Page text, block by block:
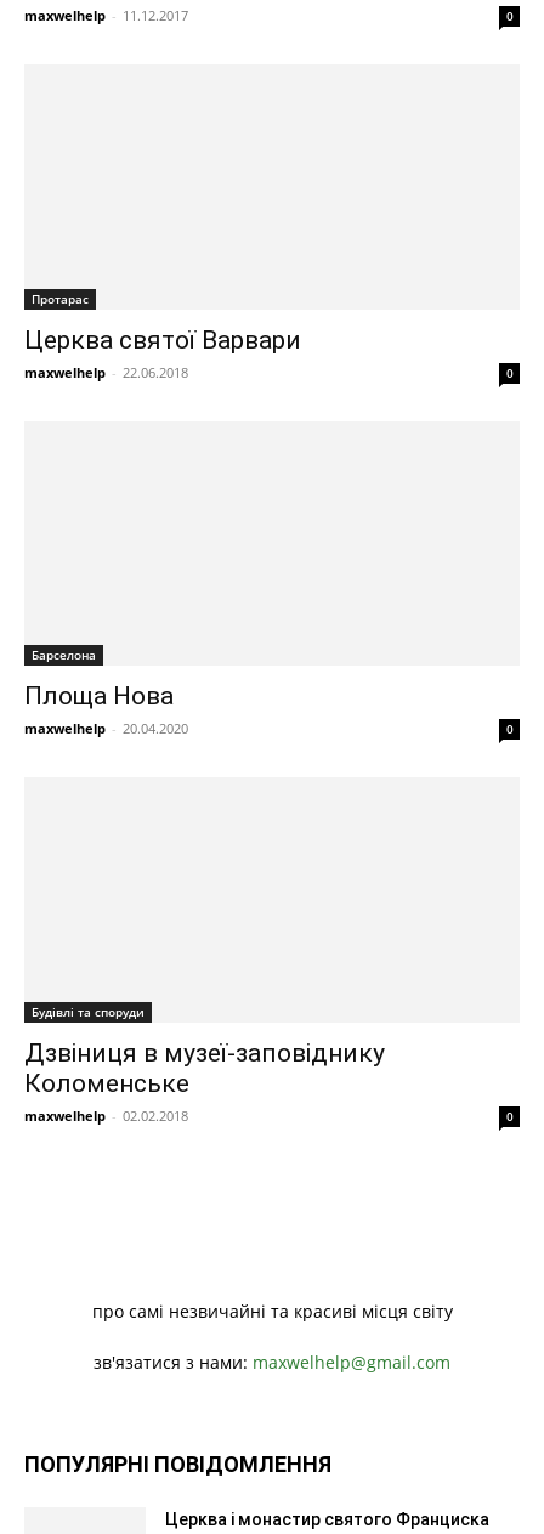
maxwelhelp - 11.12.2017 0
Протарас
Церква святої Варвари
maxwelhelp - 22.06.2018 0
Барселона
Площа Нова
maxwelhelp - 20.04.2020 0
Будівлі та споруди
Дзвіниця в музеї-заповіднику
Коломенське
maxwelhelp - 02.02.2018 0
про самі незвичайні та красиві місця світу
зв'язатися з нами: maxwelhelp@gmail.com
ПОПУЛЯРНІ ПОВІДОМЛЕННЯ
Церква і монастир святого Франциска